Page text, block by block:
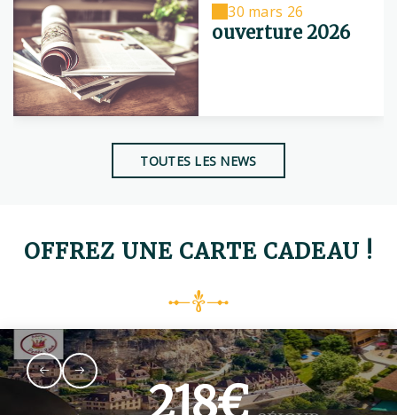
30 mars 26
ouverture 2026
TOUTES LES NEWS
OFFREZ UNE CARTE CADEAU !